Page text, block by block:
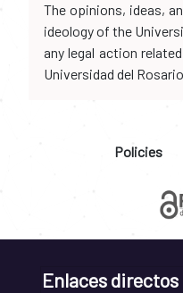
The opinions, ideas,
ideology of the
any legal action
Universidad del
Policies
Enlaces directos